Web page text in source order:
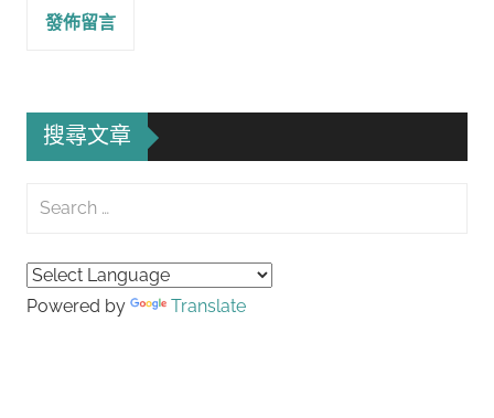
搜尋文章
Search
Powered by Translate